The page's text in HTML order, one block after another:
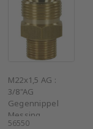
M22x1,5 AG :
3/8"AG
Gegennippel
Messing
56550